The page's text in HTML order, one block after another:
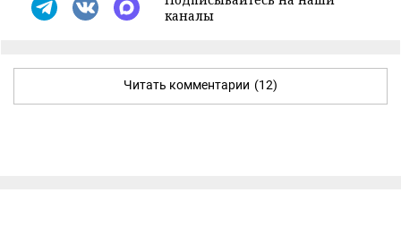
каналы
Читать комментарии (12)